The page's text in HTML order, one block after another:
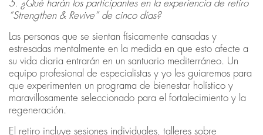
5. ¿Qué harán los participantes en la experiencia de retiro
“Strengthen & Revive” de cinco días?
Las personas que se sientan físicamente cansadas y
estresadas mentalmente en la medida en que esto afecte a
su vida diaria entrarán en un santuario mediterráneo. Un
equipo profesional de especialistas y yo les guiaremos para
que experimenten un programa de bienestar holístico y
maravillosamente seleccionado para el fortalecimiento y la
regeneración.
El retiro incluye sesiones individuales, talleres sobre